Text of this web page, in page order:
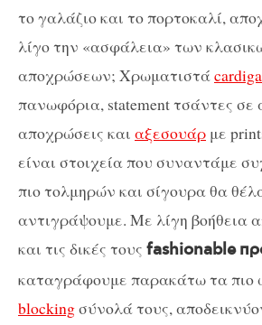
το γαλάζιο και το πορτοκαλί,
λίγο την «ασφάλεια» των
αποχρώσεων; Xρωματιστά
πανωφόρια, statement τσάντες σε
αποχρώσεις και αξεσουάρ με
είναι στοιχεία που συναντάμε
πιο τολμηρών και σίγουρα θα
αντιγράψουμε. Με λίγη βοήθεια
και τις δικές τους fashionable
καταγράφουμε παρακάτω τα πιο
blockingσύνολά τους,